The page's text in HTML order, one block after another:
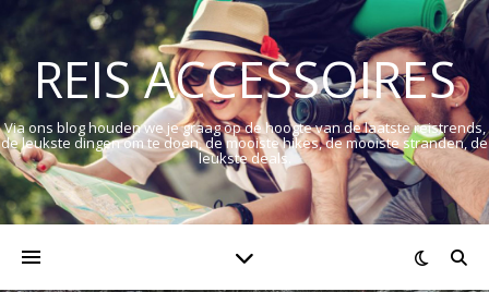
REIS ACCESSOIRES
Via ons blog houden we je graag op de hoogte van de laatste reistrends,
de leukste dingen om te doen, de mooiste hikes, de mooiste stranden, de
leukste deals.